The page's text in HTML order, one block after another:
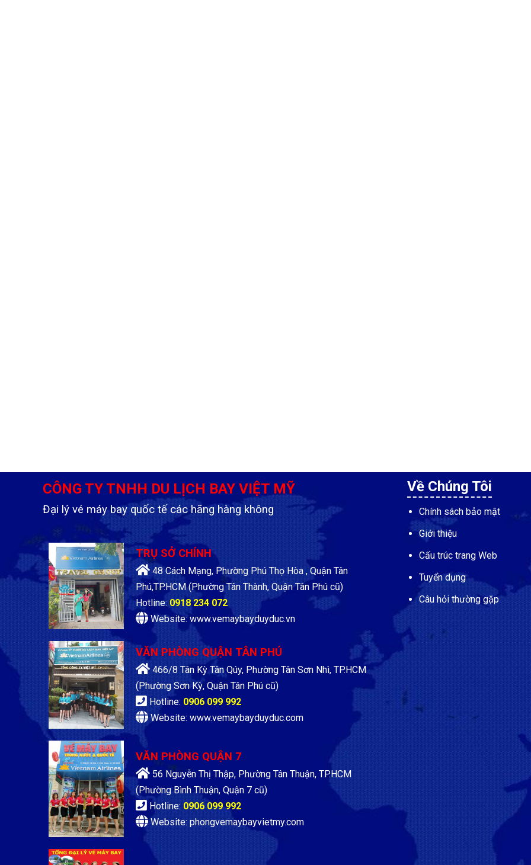
CÔNG TY TNHH DU LỊCH BAY VIỆT MỸ
Đại lý vé máy bay quốc tế các hãng hàng không
TRỤ SỞ CHÍNH
48 Cách Mạng, Phường Phú Thọ Hòa , Quận Tân
Phú,TP.HCM(Phường Tân Thành, Quận Tân Phú cũ)
Hotline: 0918 234 072
Website: www.vemaybayduyduc.vn
VĂN PHÒNG QUẬN TÂN PHÚ
466/8 Tân Kỳ Tân Qúy, Phường Tân Sơn Nhì, TP.HCM
(Phường Sơn Kỳ, Quận Tân Phú cũ)
Hotline: 0906 099 992
Website: www.vemaybayduyduc.com
VĂN PHÒNG QUẬN 7
56 Nguyễn Thị Thập, Phường Tân Thuận, TP.HCM
(Phường Bình Thuận, Quận 7 cũ)
Hotline: 0906 099 992
Website: phongvemaybayvietmy.com
Về Chúng Tôi
Chính sách bảo mật
Giới thiệu
Cấu trúc trang Web
Tuyển dụng
Câu hỏi thường gặp